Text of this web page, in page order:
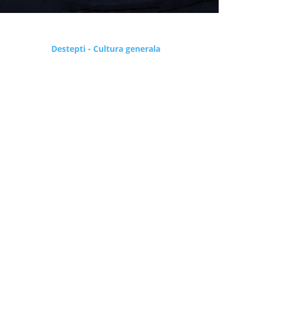
Destepti - Cultura generala